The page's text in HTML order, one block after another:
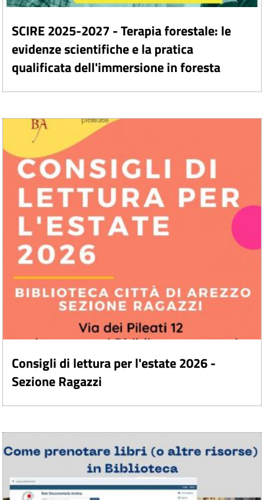
SCIRE 2025-2027 - Terapia forestale: le
evidenze scientifiche e la pratica
qualificata dell'immersione in foresta
Consigli di lettura per l'estate 2026 -
Sezione Ragazzi